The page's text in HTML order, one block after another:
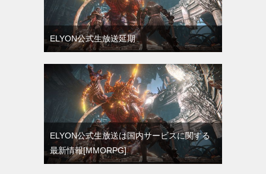
ELYON公式生放送延期
ELYON公式生放送は国内サービスに関する
最新情報[MMORPG]